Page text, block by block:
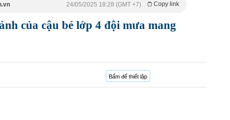
Copy link
24/05/2025 18:28 (GMT +7)
của cậu bé lớp 4 đội mưa mang
Bấm để thiết lập